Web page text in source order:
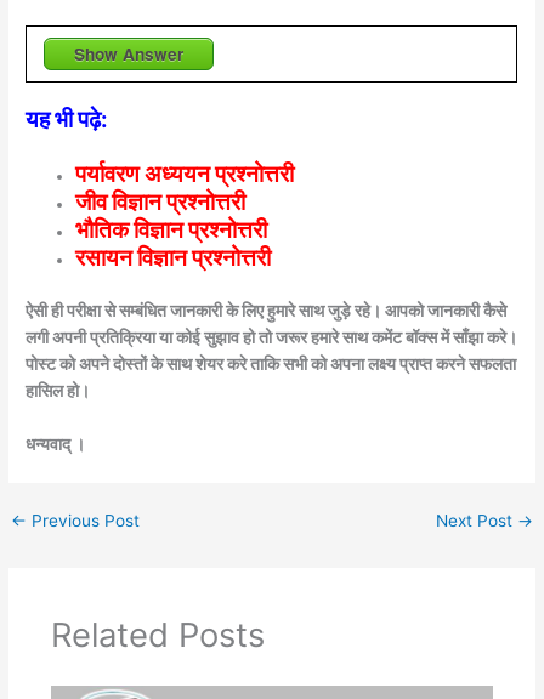
Show Answer
यह भी पढ़े:
पर्यावरण अध्ययन प्रश्नोत्तरी
जीव विज्ञान प्रश्नोत्तरी
भौतिक विज्ञान प्रश्नोत्तरी
रसायन विज्ञान प्रश्नोत्तरी
ऐसी ही परीक्षा से सम्बंधित जानकारी के लिए हुमारे साथ जुड़े रहे। आपको जानकारी कैसे
लगी अपनी प्रतिक्रिया या कोई सुझाव हो तो जरूर हमारे साथ कमेंट बॉक्स में साँझा करे।
पोस्ट को अपने दोस्तों के साथ शेयर करे ताकि सभी को अपना लक्ष्य प्राप्त करने सफलता
हासिल हो।
धन्यवाद् ।
← Previous Post Next Post →
Related Posts